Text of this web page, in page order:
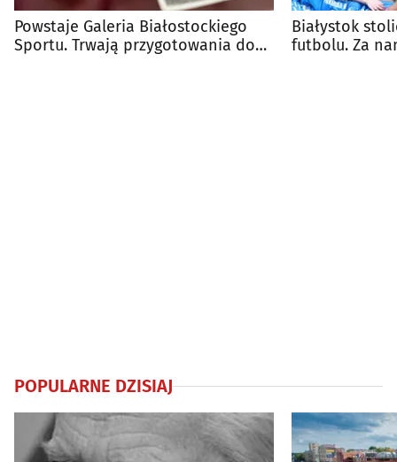
Powstaje Galeria Białostockiego
Sportu. Trwają przygotowania do
Białystok
futbolu. Za
POPULARNE DZISIAJ